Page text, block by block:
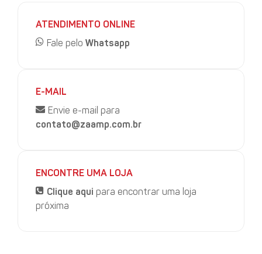
ATENDIMENTO ONLINE
Fale pelo Whatsapp
E-MAIL
Envie e-mail para
contato@zaamp.com.br
ENCONTRE UMA LOJA
Clique aqui para encontrar uma loja
próxima